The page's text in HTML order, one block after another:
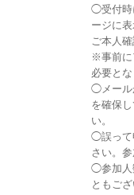
◯受付時
ージに
ご本人
※事前に
必要とな
◯メール
を確保
い。
◯誤って
さい。
◯参加人
ともご